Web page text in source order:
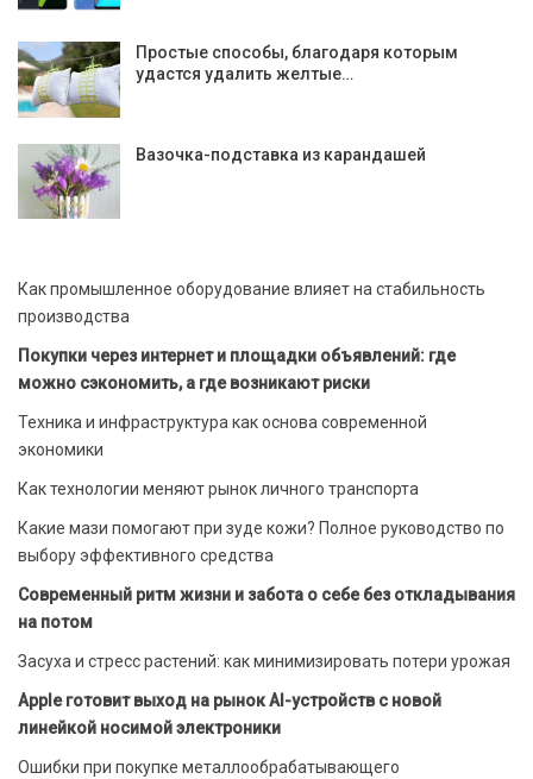
Простые способы, благодаря которым
удастся удалить желтые…
Вазочка-подставка из карандашей
Как промышленное оборудование влияет на стабильность
производства
Покупки через интернет и площадки объявлений: где
можно сэкономить, а где возникают риски
Техника и инфраструктура как основа современной
экономики
Как технологии меняют рынок личного транспорта
Какие мази помогают при зуде кожи? Полное руководство по
выбору эффективного средства
Современный ритм жизни и забота о себе без откладывания
на потом
Засуха и стресс растений: как минимизировать потери урожая
Apple готовит выход на рынок AI-устройств с новой
линейкой носимой электроники
Ошибки при покупке металлообрабатывающего